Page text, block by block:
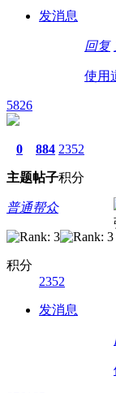
发消息
回复
使用
5826
0
主题
884
帖子
2352
积分
普通帮众
积分
2352
发消息